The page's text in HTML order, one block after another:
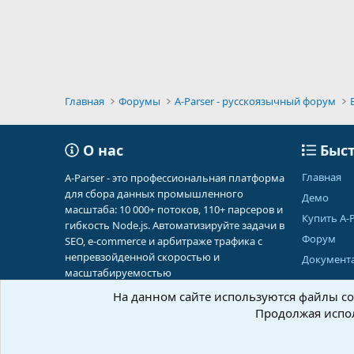
Главная Форумы A-Parser - русскоязычный форум
О нас
A-Parser - это профессиональная платформа
для сбора данных промышленного
масштаба: 10 000+ потоков, 110+ парсеров и
гибкость Node.js. Автоматизируйте задачи в
SEO, e-commerce и арбитраже трафика с
непревзойденной скоростью и
масштабируемостью
Главная
Демо
Купить A-
Форум
На данном сайте используются файлы
Продолжая